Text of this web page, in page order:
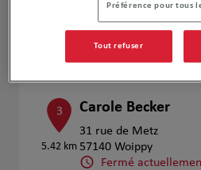
3
5.42 km
Carole Becker
31 rue de Metz
57140 Woippy
Fermé
Préférence pour tous
Tout refuser